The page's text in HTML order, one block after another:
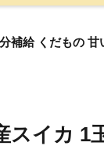
補給 くだもの 甘
スイカ 1